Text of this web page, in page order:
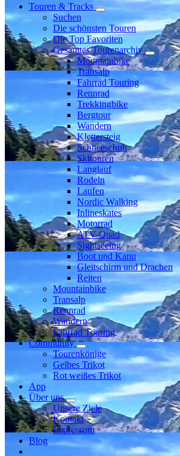
Touren & Tracks
Suchen
Die schönsten Touren
Die Top Favoriten
Gesamtes Tourenarchiv
Mountainbike
Transalp
Fahrrad Touring
Rennrad
Trekkingbike
Bergtour
Wandern
Klettersteig
Schneeschuh
Skitouren
Langlauf
Rodeln
Laufen
Nordic Walking
Inlineskates
Motorrad
ATV-Quad
Sightseeing
Boot und Kanu
Gleitschirm und Drachen
Reiten
Mountainbike
Transalp
Rennrad
Wandern
Fahrrad Touring
Community
Tourenkönige
Gelbes Trikot
Rot weißes Trikot
App
Über uns
Unsere Ziele
Kontakt
Impressum
Blog